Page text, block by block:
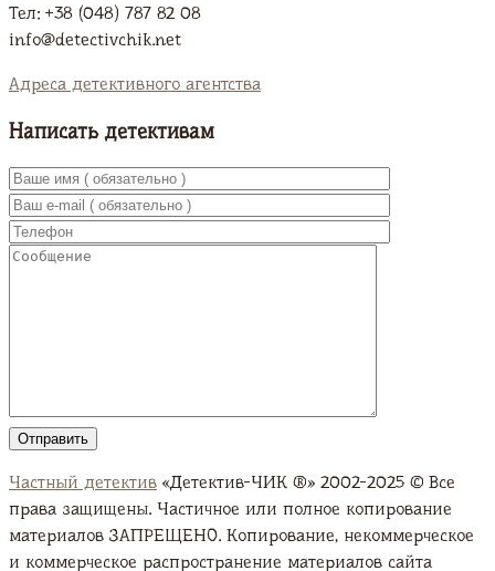
Тел: +38 (048) 787 82 08
info@detectivchik.net
Адреса детективного агентства
Написать детективам
Частный детектив «Детектив-ЧИК ®» 2002-2025 © Все
права защищены. Частичное или полное копирование
материалов ЗАПРЕЩЕНО. Копирование, некоммерческое
и коммерческое распространение материалов сайта